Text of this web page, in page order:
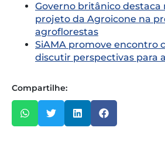
Governo britânico destaca
projeto da Agroicone na
agroflorestas
SiAMA promove encontro
discutir perspectivas para
Compartilhe: